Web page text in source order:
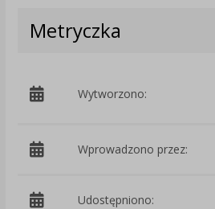
Metryczka
Wytworzono:
Wprowadzono przez:
Udostępniono: